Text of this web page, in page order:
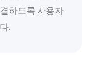
하도록 사용자
.